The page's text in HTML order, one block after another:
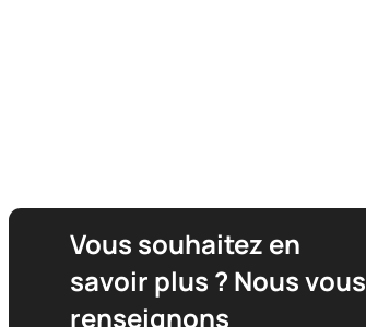
Vous souhaitez en
savoir plus ? Nous vous
renseignons